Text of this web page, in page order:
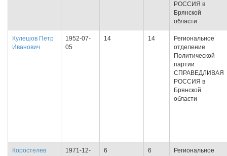
РОССИЯ в
Брянской
области
Кулешов Петр
Иванович
1952-07-
05
14 14
Региональное
отделение
Политической
партии
СПРАВЕДЛИВАЯ
РОССИЯ в
Брянской
области
Коростелев
1971-12-
6 6
Региональное